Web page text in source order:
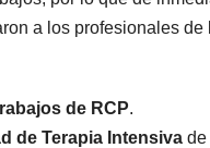
a los profesionales de
de RCP.
de Terapia Intensiva de